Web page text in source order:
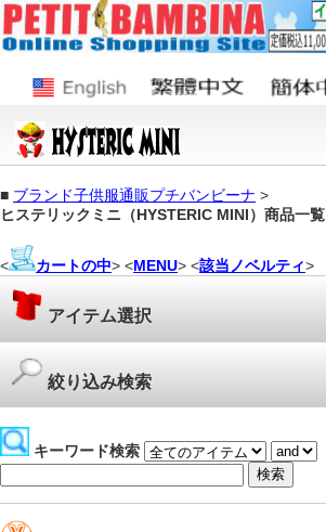
■ ブランド子供服通販プチバンビーナ >
ヒステリックミニ（HYSTERIC MINI）商品一覧
< カートの中> <MENU> <該当ノベルティ>
アイテム選択
絞り込み検索
キーワード検索